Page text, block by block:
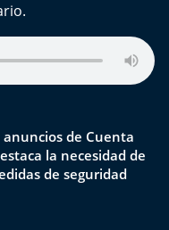
anuncios de Cuenta
la necesidad de
de seguridad